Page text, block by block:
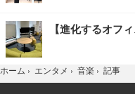
【進化するオフィ
ホーム › エンタメ › 音楽 › 記事